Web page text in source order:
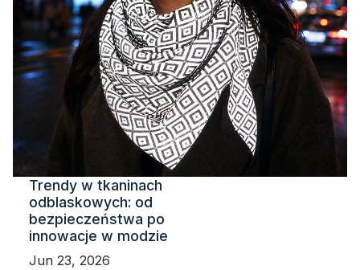
Trendy w tkaninach
odblaskowych: od
bezpieczeństwa po
innowacje w modzie
Jun 23, 2026